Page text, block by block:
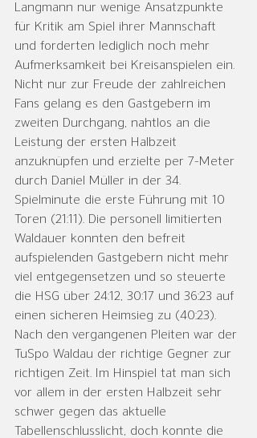
Langmann nur wenige Ansatzpunkte
für Kritik am Spiel ihrer Mannschaft
und forderten lediglich noch mehr
Aufmerksamkeit bei Kreisanspielen ein.
Nicht nur zur Freude der zahlreichen
Fans gelang es den Gastgebern im
zweiten Durchgang, nahtlos an die
Leistung der ersten Halbzeit
anzuknüpfen und erzielte per 7-Meter
durch Daniel Müller in der 34.
Spielminute die erste Führung mit 10
Toren (21:11). Die personell limitierten
Waldauer konnten den befreit
aufspielenden Gastgebern nicht mehr
viel entgegensetzen und so steuerte
die HSG über 24:12, 30:17 und 36:23 auf
einen sicheren Heimsieg zu (40:23).
Nach den vergangenen Pleiten war der
TuSpo Waldau der richtige Gegner zur
richtigen Zeit. Im Hinspiel tat man sich
vor allem in der ersten Halbzeit sehr
schwer gegen das aktuelle
Tabellenschlusslicht, doch konnte die